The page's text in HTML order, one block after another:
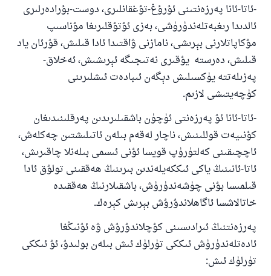
-ئاتا-ئانا پەرزەنتىنى ئۇرۇغ-تۇغقانلىرى، دوست-بۇرادەرلىرى
ئالدىدا رىغبەتلەندۈرۈشى، بەزى ئۇتۇقلىرىغا مۇناسىپ
مۇكاپاتلارنى بېرىشى، نامازنى ۋاقتىدا ئادا قىلىش، قۇرئان ياد
قىلىش، دەرستە يۇقىرى نەتىجىگە ئېرىشىش، ئەخلاق-
پەزىلەتتە يۈكسىلىش دېگەن ئىبادەت ئىشلىرىنى
كۈچەيتىشى لازىم.
-ئاتا-ئانا ئۇ پەرزەنتى ئۈچۈن باشقىلىرىدىن پەرقلىنىدىغان
كۇنىيەت قوللىنىش، ناچار لەقەم بىلەن ئاتىلىشتىن چەكلەش،
ئاچچىقىنى كەلتۈرۈپ قويسا ئۇنى ئىسمى بىلەنلا چاقىرىش،
ئاتا-ئانىنىڭ ياكى ئىككەيلەندىن بىرىنىڭ ھەققىنى تولۇق ئادا
قىلمىسا بۇنى چۈشەندۈرۈش، باشقىلارنىڭ ھەققىدە
خاتالاشسا ئاگاھلاندۇرۇش بېرىش كېرەك.
پەرزەنتنىڭ ئىرادىسىنى كۇچلاندۇرۇش ۋە ئۇنىڭغا
ئادەتلەندۈرۈش ئىككى تۈرلۈك ئىش بىلەن بولىدۇ، ئۇ ئىككى
تۈرلۈك ئىش: